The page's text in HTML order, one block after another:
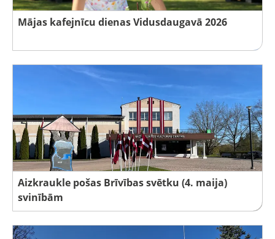
Mājas kafejnīcu dienas Vidusdaugavā 2026
Aizkraukle pošas Brīvības svētku (4. maija)
svinībām